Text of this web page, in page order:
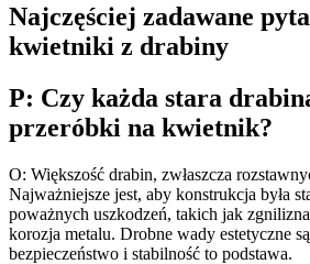
Najczęściej zadawane
kwietniki z drabiny
P: Czy każda stara
przeróbki na kwietnik?
O: Większość drabin, zwłaszcza
Najważniejsze jest, aby konstrukcja była
poważnych uszkodzeń, takich jak
korozja metalu. Drobne wady estetyczne
bezpieczeństwo i stabilność to podstawa.